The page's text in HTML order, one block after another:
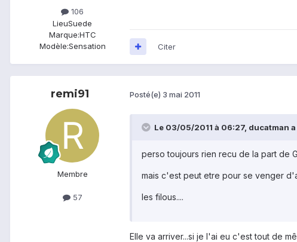
106
LieuSuede
Marque:HTC
Modèle:Sensation Citer
remi91
Membre
57
Posté(e) 3 mai 2011
Le 03/05/2011 à 06:27, ducatman a
perso toujours rien recu de la part de
mais c'est peut etre pour se venger
les filous....
Elle va arriver...si je l'ai eu c'est tout de